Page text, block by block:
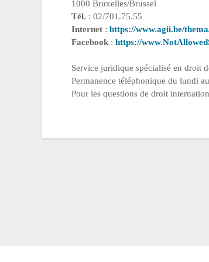
1000 Bruxelles/Brussel
Tél. : 02/701.75.55
Internet : https://www.agii.be/
Facebook : https://
Service juridique spécialisé en droit
Permanence téléphonique du lundi
Pour les questions de droit